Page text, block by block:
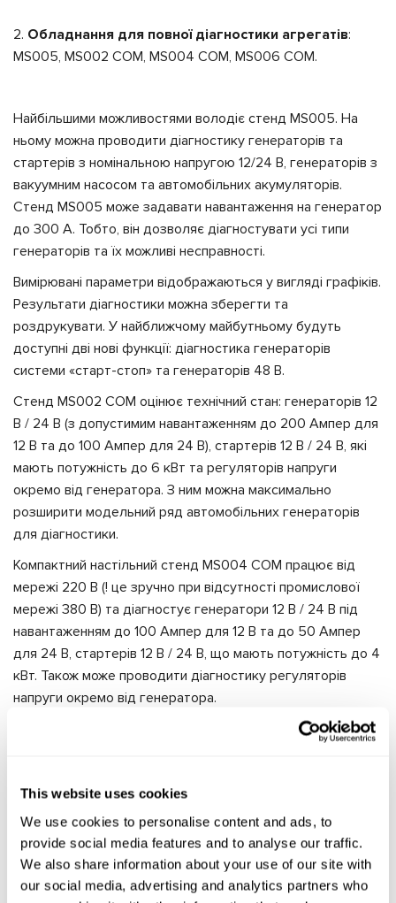
This website uses cookies
We use cookies to personalise content and ads, to
provide social media features and to analyse our traffic.
We also share information about your use of our site with
our social media, advertising and analytics partners who
2. Обладнання для повної діагностики агрегатів:
MS005, MS002 COM, MS004 COM, MS006 COM.
Найбільшими можливостями володіє стенд MS005. На
ньому можна проводити діагностику генераторів та
стартерів з номінальною напругою 12/24 В, генераторів з
вакуумним насосом та автомобільних акумуляторів.
Стенд MS005 може задавати навантаження на генератор
до 300 А. Тобто, він дозволяє діагностувати усі типи
генераторів та їх можливі несправності.
Вимірювані параметри відображаються у вигляді графіків.
Результати діагностики можна зберегти та
роздрукувати. У найближчому майбутньому будуть
доступні дві нові функції: діагностика генераторів
системи «старт-стоп» та генераторів 48 В.
Стенд MS002 COМ оцінює технічний стан: генераторів 12
В / 24 В (з допустимим навантаженням до 200 Ампер для
12 В та до 100 Ампер для 24 В), стартерів 12 В / 24 В, які
мають потужність до 6 кВт та регуляторів напруги
окремо від генератора. З ним можна максимально
розширити модельний ряд автомобільних генераторів
для діагностики.
Компактний настільний стенд MS004 COM працює від
мережі 220 В (! це зручно при відсутності промислової
мережі 380 В) та діагностує генератори 12 В / 24 В під
навантаженням до 100 Ампер для 12 В та до 50 Ампер
для 24 В, стартерів 12 В / 24 В, що мають потужність до 4
кВт. Також може проводити діагностику регуляторів
напруги окремо від генератора.
Стенд MS006 COM також настільного виконання, працює
до 50 А. Цього достатньо для перевірки усіх генераторів
легкових автомобілів в невеликому автосервісі.
Обладнання з цієї групи дозволяє проводити на СТО
повну діагностику агрегатів, знятих з автомобіля.